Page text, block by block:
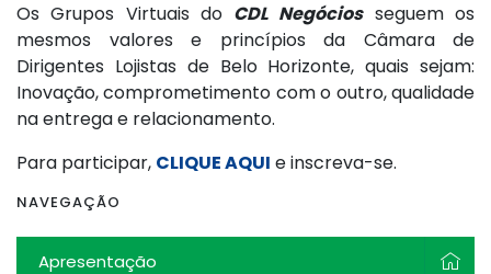
Os Grupos Virtuais do CDL Negócios seguem os
mesmos valores e princípios da Câmara de
Dirigentes Lojistas de Belo Horizonte, quais sejam:
Inovação, comprometimento com o outro, qualidade
na entrega e relacionamento.
Para participar, CLIQUE AQUI e inscreva-se.
NAVEGAÇÃO
Apresentação